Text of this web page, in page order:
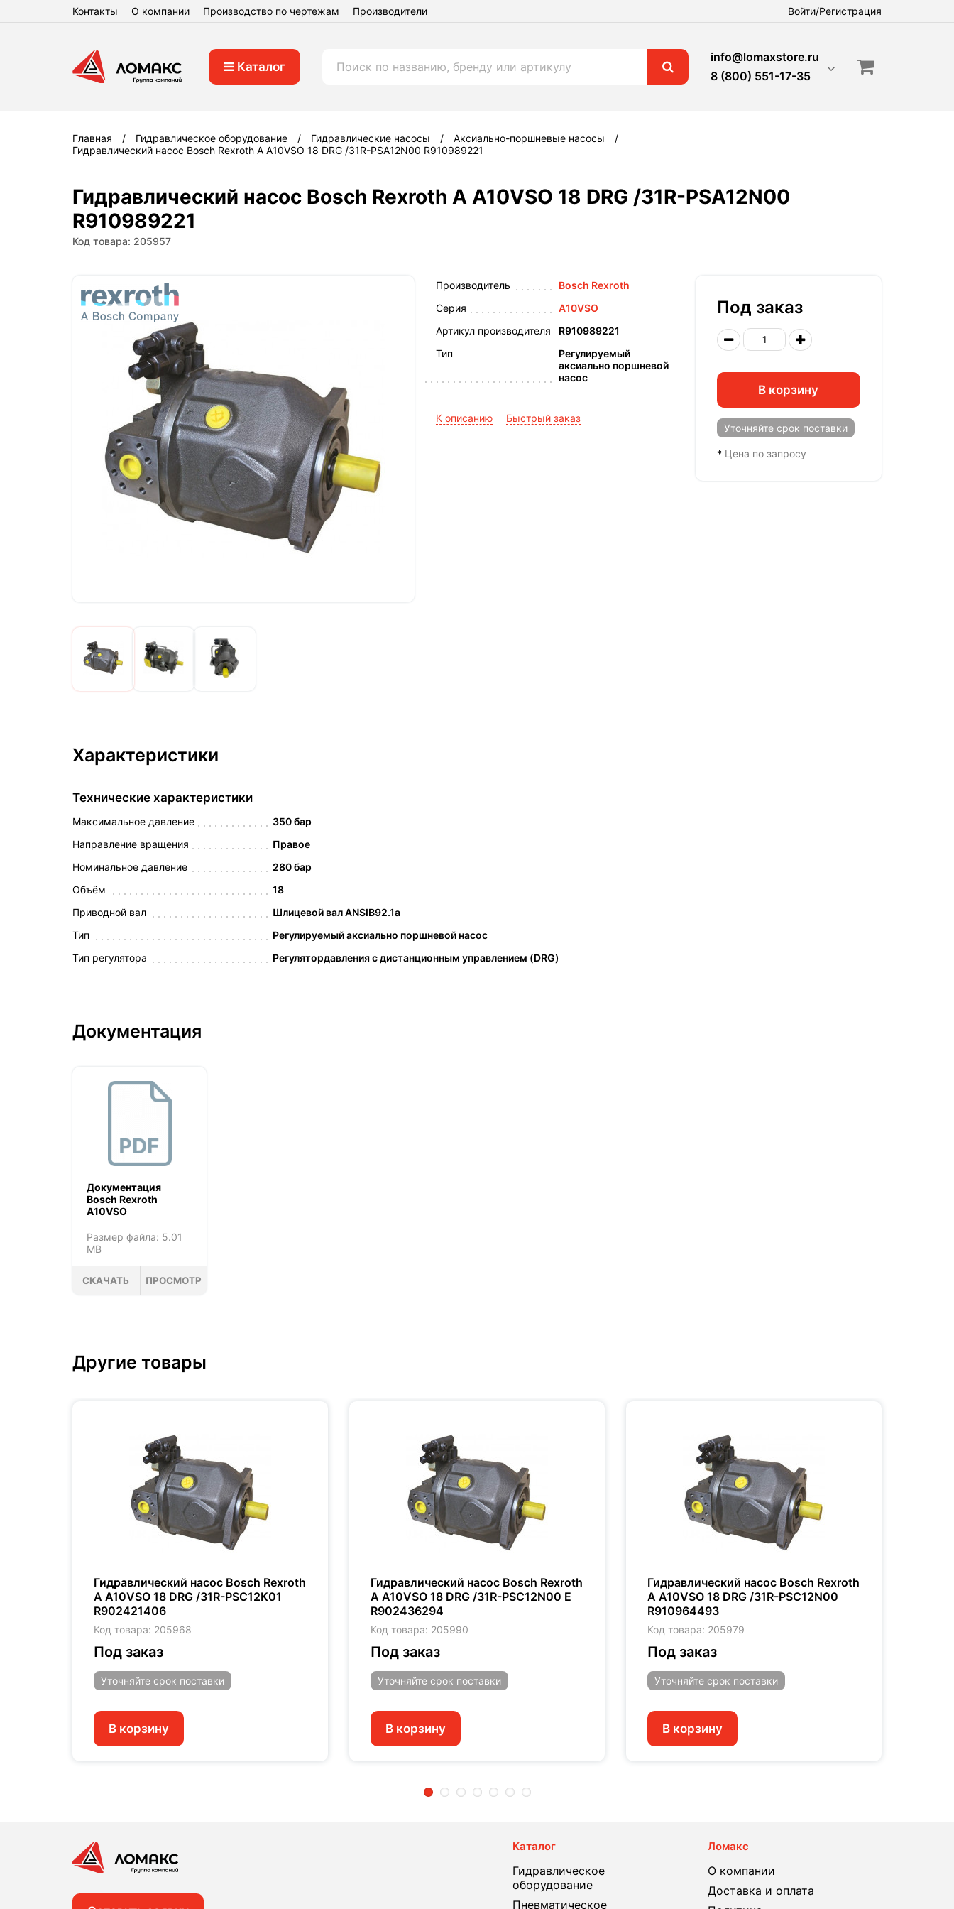
Контакты О компании Производство по чертежам Производители Войти/Регистрация
Каталог
info@lomaxstore.ru
8 (800) 551-17-35
Главная Гидравлическое оборудование Гидравлические насосы
Аксиально-поршневые насосы
Гидравлический насос Bosch Rexroth A A10VSO 18 DRG /31R-PSA12N00 R910989221
Гидравлический насос Bosch Rexroth A A10VSO 18 DRG /31R-PSA12N00
R910989221
Код товара: 205957
Производитель
Bosch Rexroth
Серия
A10VSO
Артикул производителя
R910989221
Тип
Регулируемый
аксиально поршневой
насос
К описанию Быстрый заказ
Характеристики
Технические характеристики
Максимальное давление
350 бар
Направление вращения
Правое
Номинальное давление
280 бар
Объём
18
Приводной вал
Шлицевой вал ANSIB92.1a
Тип
Регулируемый аксиально поршневой насос
Тип регулятора
Регулятордавления с дистанционным управлением (DRG)
Документация
Документация
Bosch Rexroth
A10VSO
Размер файла: 5.01
MB
СКАЧАТЬ ПРОСМОТР
Под заказ
В корзину
Уточняйте срок поставки
* Цена по запросу
Другие товары
Гидравлический насос Bosch Rexroth
A A10VSO 18 DRG /31R-PSC12K01
R902421406
Код товара: 205968
Под заказ
Уточняйте срок поставки
В корзину
Гидравлический насос Bosch Rexroth
A A10VSO 18 DRG /31R-PSC12N00 E
R902436294
Код товара: 205990
Под заказ
Уточняйте срок поставки
В корзину
Гидравлический насос Bosch Rexroth
A A10VSO 18 DRG /31R-PSC12N00
R910964493
Код товара: 205979
Под заказ
Уточняйте срок поставки
В корзину
Каталог
Гидравлическое
оборудование
Пневматическое
Ломакс
О компании
Доставка и оплата